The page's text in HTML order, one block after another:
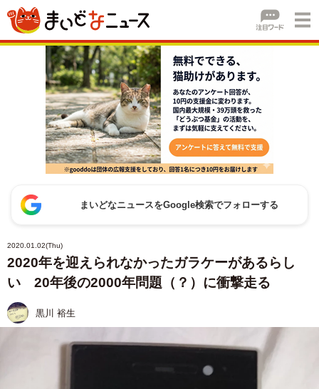
まいどなニュースをGoogle検索でフォローする
2020.01.02(Thu)
2020年を迎えられなかったガラケーがあるらし
い 20年後の2000年問題（？）に衝撃走る
黒川 裕生